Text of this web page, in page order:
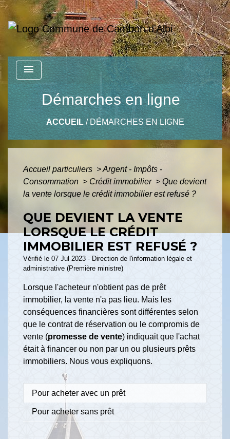
menu
Démarches en ligne
ACCUEIL/ DÉMARCHES EN LIGNE
Accueil particuliers >Argent - Impôts -
Consommation > Crédit immobilier > Que devient
la vente lorsque le crédit immobilier est refusé ?
QUE DEVIENT LA VENTE
LORSQUE LE CRÉDIT
IMMOBILIER EST REFUSÉ ?
Vérifié le 07 Jul 2023 - Direction de l'information légale et
administrative (Première ministre)
Lorsque l'acheteur n'obtient pas de prêt
immobilier, la vente n'a pas lieu. Mais les
conséquences financières sont différentes selon
que le contrat de réservation ou le compromis de
vente (promesse de vente) indiquait que l'achat
était à financer ou non par un ou plusieurs prêts
immobiliers. Nous vous expliquons.
Pour acheter avec un prêt
Pour acheter sans prêt